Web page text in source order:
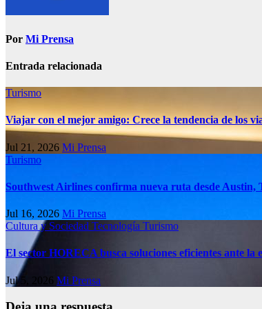
Por Mi Prensa
Entrada relacionada
Turismo
Viajar con el mejor amigo: Crece la tendencia de los
Jul 21, 2026 Mi Prensa
Turismo
Southwest Airlines confirma nueva ruta desde Austin,
Jul 16, 2026 Mi Prensa
Cultura y Sociedad Tecnología Turismo
El sector HORECA busca soluciones eficientes ante la
Jul 5, 2026 Mi Prensa